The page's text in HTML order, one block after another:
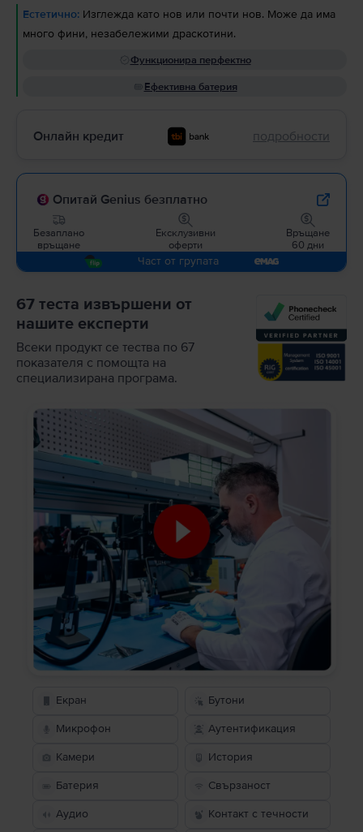
Естетично: Изглежда като нов или почти нов. Може да има
много фини, незабележими драскотини.
Функционира перфектно
Ефективна батерия
Онлайн кредит подробности
Опитай Genius безплатно
Безаплано
връщане
Ексклузивни
оферти
Връщане
60 дни
Част от групата
67 теста извършени от
нашите експерти
Всеки продукт се тества по 67
показателя с помощта на
специализирана програма.
Екран Бутони
Микрофон Аутентификация
Камери История
Батерия Свързаност
Аудио
Контакт с течности